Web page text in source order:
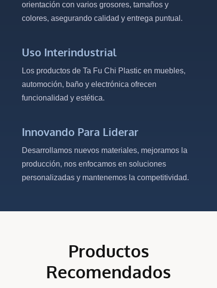
orientación con varios grosores, tamaños y
colores, asegurando calidad y entrega puntual.
Uso Interindustrial
Los productos de Ta Fu Chi Plastic en muebles,
automoción, baño y electrónica ofrecen
funcionalidad y estética.
Innovando Para Liderar
Desarrollamos nuevos materiales, mejoramos la
producción, nos enfocamos en soluciones
personalizadas y mantenemos la competitividad.
Productos
Recomendados